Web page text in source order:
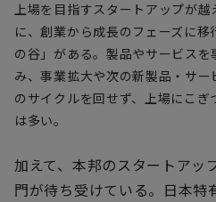
上場を目指すスタートアップが
に、創業から成長のフェーズに
の谷」がある。製品やサービス
み、事業拡大や次の新製品・サ
のサイクルを回せず、上場にこ
は多い。
加えて、本邦のスタートアッ
門が待ち受けている。日本特